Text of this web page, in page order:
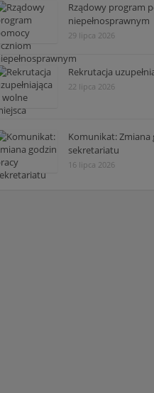
Rządowy program
niepełnosprawnym
29 lipca 2026
Rekrutacja
22 lipca 2026
Komunikat: Zmiana
sekretariatu
16 lipca 2026